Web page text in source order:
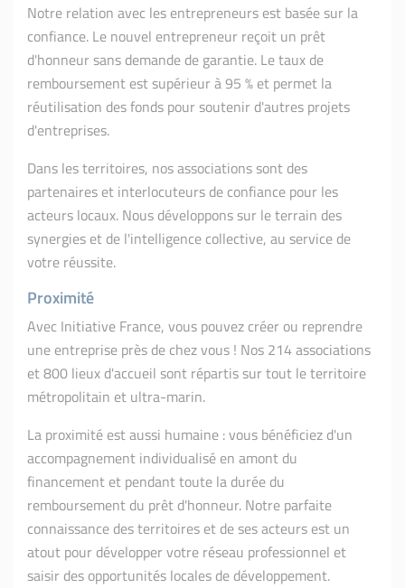
Notre relation avec les entrepreneurs est basée sur la
confiance. Le nouvel entrepreneur reçoit un prêt
d'honneur sans demande de garantie. Le taux de
remboursement est supérieur à 95 % et permet la
réutilisation des fonds pour soutenir d'autres projets
d'entreprises.
Dans les territoires, nos associations sont des
partenaires et interlocuteurs de confiance pour les
acteurs locaux. Nous développons sur le terrain des
synergies et de l'intelligence collective, au service de
votre réussite.
Proximité
Avec Initiative France, vous pouvez créer ou reprendre
une entreprise près de chez vous ! Nos 214 associations
et 800 lieux d'accueil sont répartis sur tout le territoire
métropolitain et ultra-marin.
La proximité est aussi humaine : vous bénéficiez d'un
accompagnement individualisé en amont du
financement et pendant toute la durée du
remboursement du prêt d'honneur. Notre parfaite
connaissance des territoires et de ses acteurs est un
atout pour développer votre réseau professionnel et
saisir des opportunités locales de développement.